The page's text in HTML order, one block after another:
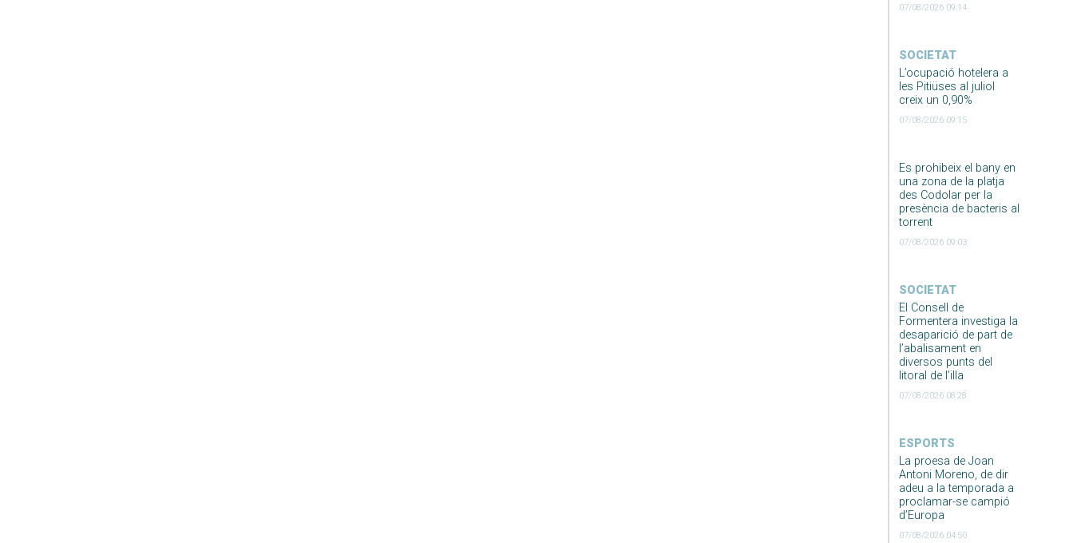
07/08/2026 09:14
SOCIETAT
L’ocupació hotelera a
les Pitiüses al juliol
creix un 0,90%
07/08/2026 09:15
Es prohibeix el bany en
una zona de la platja
des Codolar per la
presència de bacteris al
torrent
07/08/2026 09:03
SOCIETAT
El Consell de
Formentera investiga la
desaparició de part de
l’abalisament en
diversos punts del
litoral de l’illa
07/08/2026 08:28
ESPORTS
La proesa de Joan
Antoni Moreno, de dir
adeu a la temporada a
proclamar-se campió
d’Europa
07/08/2026 04:50